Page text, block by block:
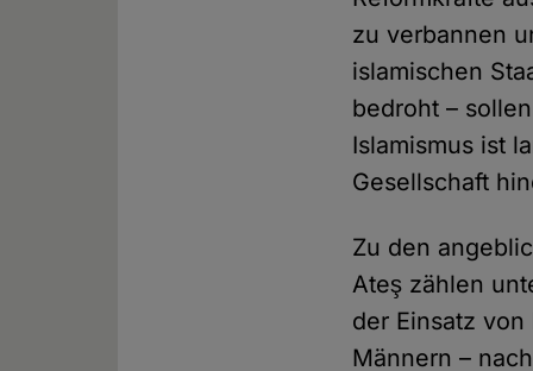
zu verbannen
islamischen
bedroht –
Islamismus ist
Gesellschaft
Zu den
Ateş zählen
der Einsatz
Männern –